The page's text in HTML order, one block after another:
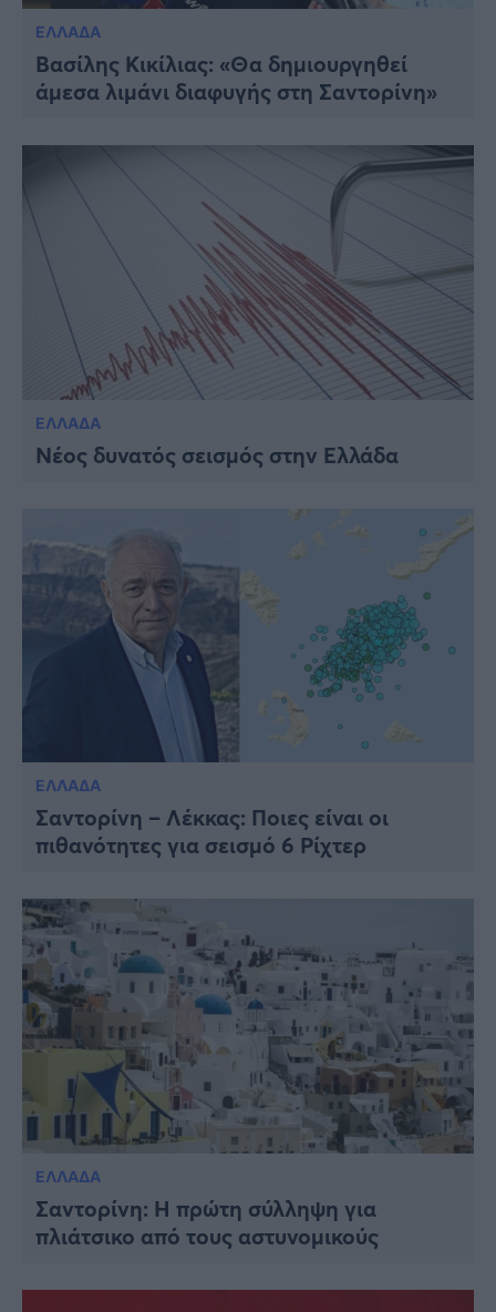
ΕΛΛΑΔΑ
Βασίλης Κικίλιας: «Θα δημιουργηθεί
άμεσα λιμάνι διαφυγής στη Σαντορίνη»
ΕΛΛΑΔΑ
Νέος δυνατός σεισμός στην Ελλάδα
ΕΛΛΑΔΑ
Σαντορίνη – Λέκκας: Ποιες είναι οι
πιθανότητες για σεισμό 6 Ρίχτερ
ΕΛΛΑΔΑ
Σαντορίνη: Η πρώτη σύλληψη για
πλιάτσικο από τους αστυνομικούς